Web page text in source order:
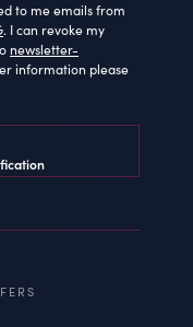
to me emails from
. I can revoke my
newsletter-
information please